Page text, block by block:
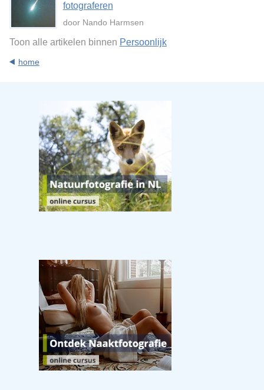
fotograferen
door Nando Harmsen
Toon alle artikelen binnen Persoonlijk
home